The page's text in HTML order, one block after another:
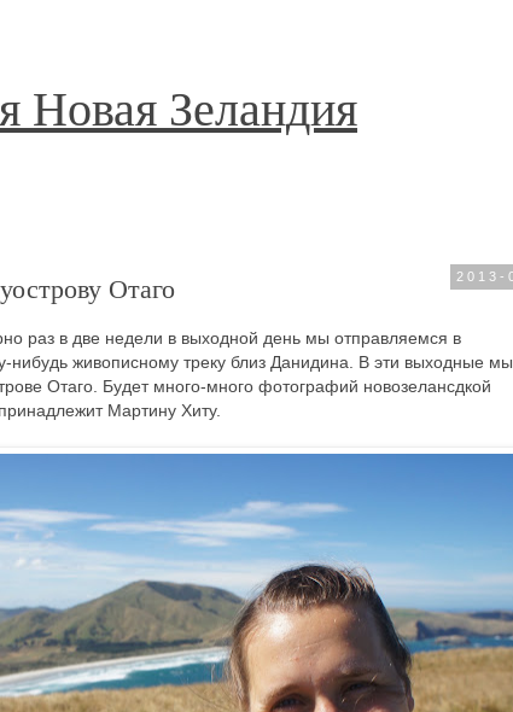
Новая Зеландия
2013-
Отаго
раз в две недели в выходной день мы отправляемся в
нибудь живописному треку близ Данидина. В эти выходные мы
Отаго. Будет много-много фотографий новозелансдкой
Мартину Хиту.